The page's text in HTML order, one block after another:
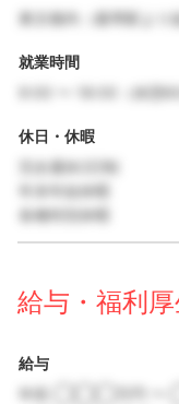
東京都内（最寄駅より
就業時間
9:00 〜 18:00（休憩60
休日・休暇
完全週休2日制
年末年始休暇
各種特別休暇
給与・福利厚
給与